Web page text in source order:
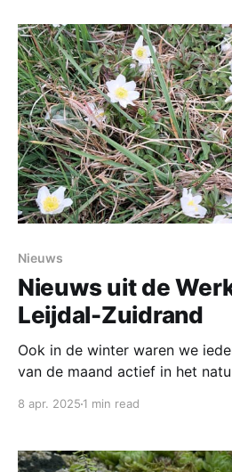
beheerd als vochtig
Nieuws
Nieuws uit de
Leijdal-Zuidrand
Ook in de winter waren we
van de maand actief in het
woonwijk inmiddels voor een
heeft het waterschap langs de
8 apr. 2025 1 min read